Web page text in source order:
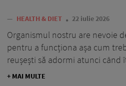
— HEALTH & DIET 22 iulie 2026
Organismul nostru are nevoie
pentru a funcționa așa cum
reușești să adormi atunci când
+ MAI MULTE